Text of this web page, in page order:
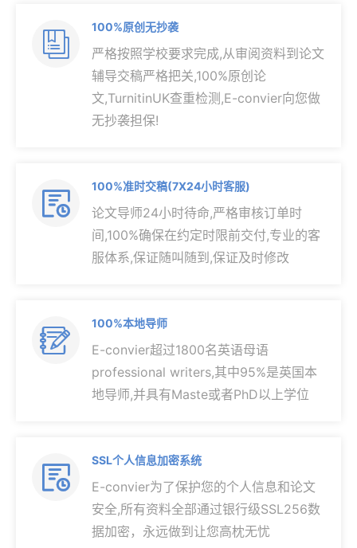

100%原创无抄袭
严格按照学校要求完成,从审阅资料到论文
辅导交稿严格把关,100%原创论
文,TurnitinUK查重检测,E-convier向您做
无抄袭担保!

100%准时交稿(7X24小时客服)
论文导师24小时待命,严格审核订单时
间,100%确保在约定时限前交付,专业的客
服体系,保证随叫随到,保证及时修改

100%本地导师
E-convier超过1800名英语母语
professional writers,其中95%是英国本
地导师,并具有Maste或者PhD以上学位

SSL个人信息加密系统
E-convier为了保护您的个人信息和论文
安全,所有资料全部通过银行级SSL256数
据加密，永远做到让您高枕无忧